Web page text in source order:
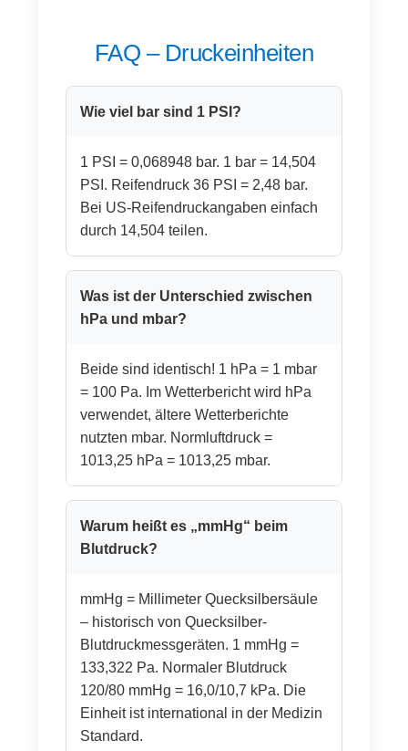
FAQ – Druckeinheiten
Wie viel bar sind 1 PSI?
1 PSI = 0,068948 bar. 1 bar = 14,504
PSI. Reifendruck 36 PSI = 2,48 bar.
Bei US-Reifendruckangaben einfach
durch 14,504 teilen.
Was ist der Unterschied zwischen
hPa und mbar?
Beide sind identisch! 1 hPa = 1 mbar
= 100 Pa. Im Wetterbericht wird hPa
verwendet, ältere Wetterberichte
nutzten mbar. Normluftdruck =
1013,25 hPa = 1013,25 mbar.
Warum heißt es „mmHg“ beim
Blutdruck?
mmHg = Millimeter Quecksilbersäule
– historisch von Quecksilber-
Blutdruckmessgeräten. 1 mmHg =
133,322 Pa. Normaler Blutdruck
120/80 mmHg = 16,0/10,7 kPa. Die
Einheit ist international in der Medizin
Standard.